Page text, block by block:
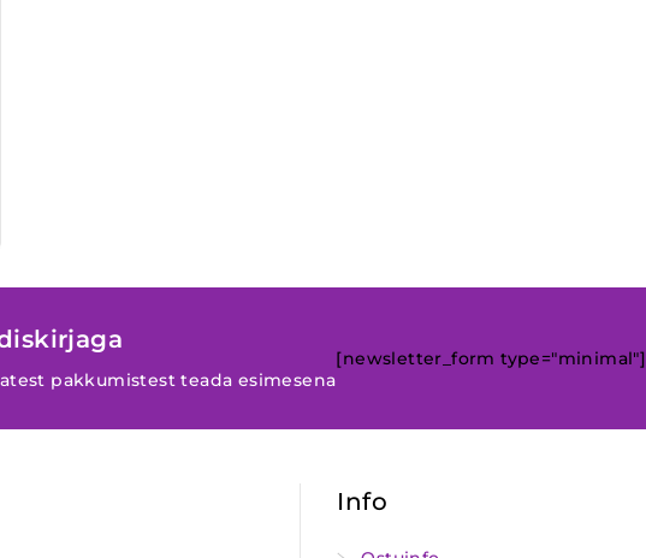
pakkumistest teada esimesena
[newsletter_form type="minimal"]
Info